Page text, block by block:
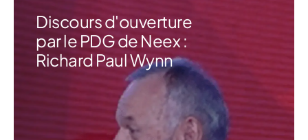
Discours d'ouverture
par le PDG de Neex :
Richard Paul Wynn